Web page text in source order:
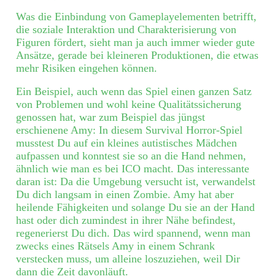
Was die Einbindung von Gameplayelementen betrifft,
die soziale Interaktion und Charakterisierung von
Figuren fördert, sieht man ja auch immer wieder gute
Ansätze, gerade bei kleineren Produktionen, die etwas
mehr Risiken eingehen können.
Ein Beispiel, auch wenn das Spiel einen ganzen Satz
von Problemen und wohl keine Qualitätssicherung
genossen hat, war zum Beispiel das jüngst
erschienene Amy: In diesem Survival Horror-Spiel
musstest Du auf ein kleines autistisches Mädchen
aufpassen und konntest sie so an die Hand nehmen,
ähnlich wie man es bei ICO macht. Das interessante
daran ist: Da die Umgebung versucht ist, verwandelst
Du dich langsam in einen Zombie. Amy hat aber
heilende Fähigkeiten und solange Du sie an der Hand
hast oder dich zumindest in ihrer Nähe befindest,
regenerierst Du dich. Das wird spannend, wenn man
zwecks eines Rätsels Amy in einem Schrank
verstecken muss, um alleine loszuziehen, weil Dir
dann die Zeit davonläuft.